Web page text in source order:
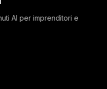
AI per imprenditori e